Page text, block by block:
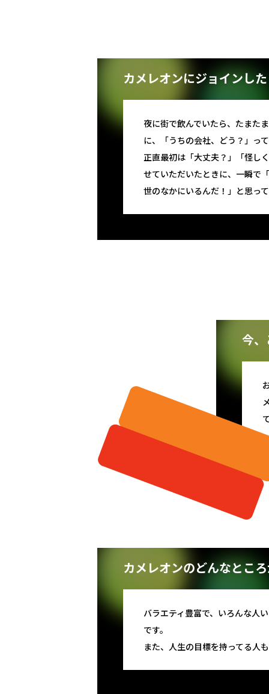
カメレオンにジョインし
夜に街で飲んでいたら、たまた
に、「うちの会社、どう？」っ
正直最初は「大丈夫？」「怪し
せていただいたときに、一瞬で
世のなかにいるんだ！」と思っ
今
カメレオンのどんなとこ
バラエティ豊富で、いろんな人
です。
また、人生の目標を持ってる人